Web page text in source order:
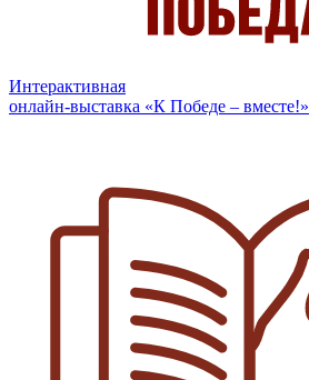
Интерактивная
онлайн-выставка «К Победе – вместе!»